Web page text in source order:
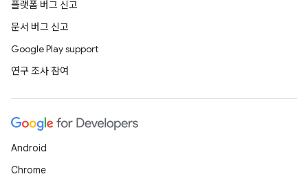
플랫폼 버그 신고
문서 버그 신고
Google Play support
연구 조사 참여
Android
Chrome